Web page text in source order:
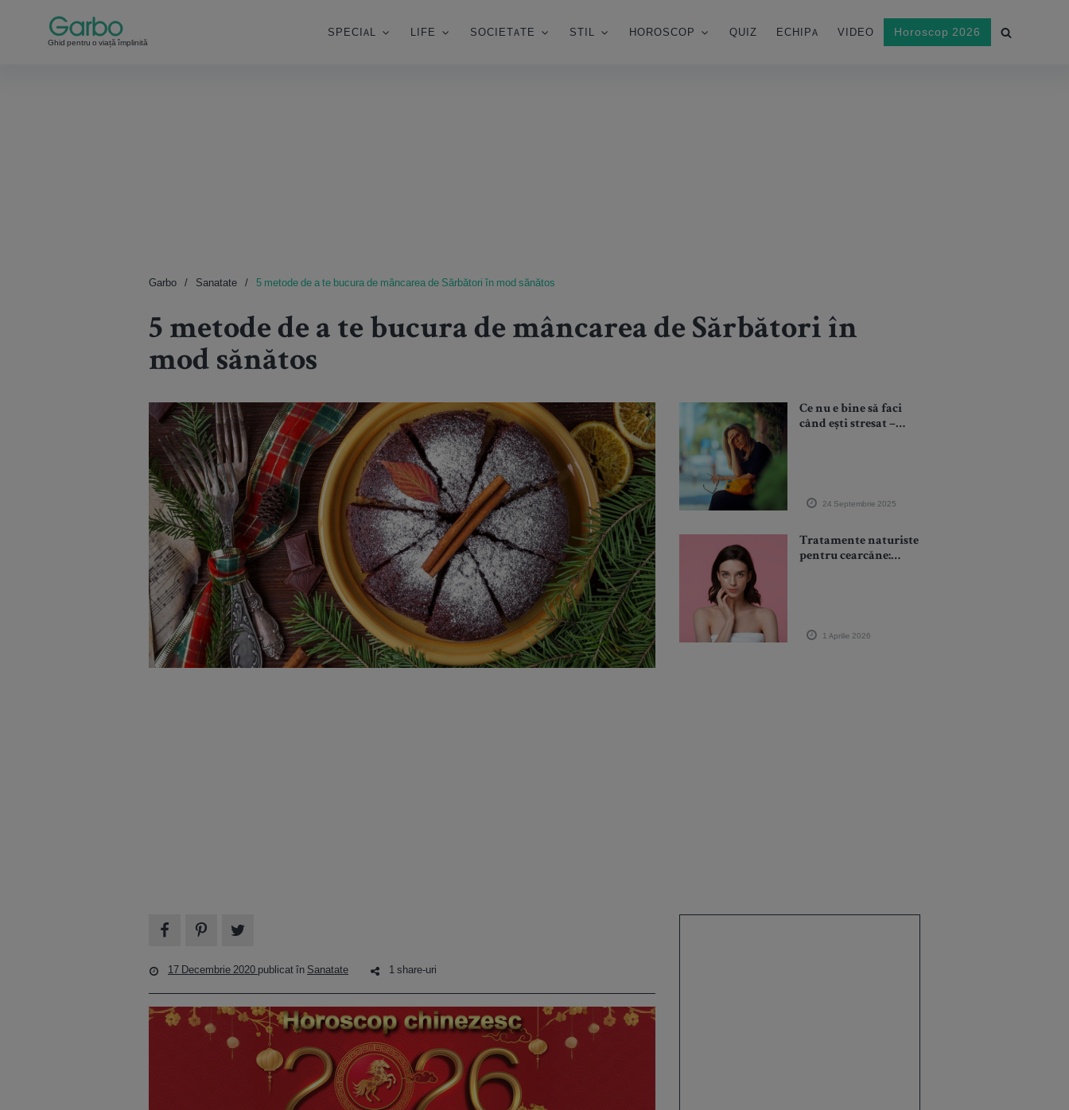
Ghid pentru o viață împlinită
SPECIAL LIFE SOCIETATE STIL HOROSCOP QUIZ ECHIPA VIDEO Horoscop 2026
Garbo Sanatate 5 metode de a te bucura de mâncarea de Sărbători în mod sănătos
5 metode de a te bucura de mâncarea de Sărbători în
mod sănătos
Ce nu e bine să faci
când ești stresat –
24 Septembrie 2025
Tratamente naturiste
pentru cearcăne:
1 Aprilie 2026
17 Decembrie 2020 publicat în Sanatate 1 share-uri